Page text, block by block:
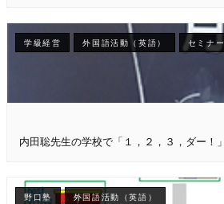
内田聡先生の学校で「１，２，３，ダー！」
学級経営 外国語活動（英語） セミナー
野口塾 外国語活動（英語）